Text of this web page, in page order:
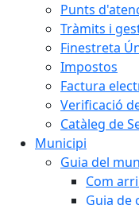
Punts
Tràmits i
Finestreta
Impostos
Factura
Verificació
Catàleg de
Municipi
Guia del
Com
Guia de